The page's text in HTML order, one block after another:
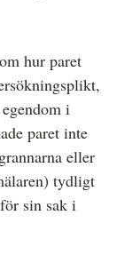
hur paret
i
paret inte
eller
tydligt
sin sak i